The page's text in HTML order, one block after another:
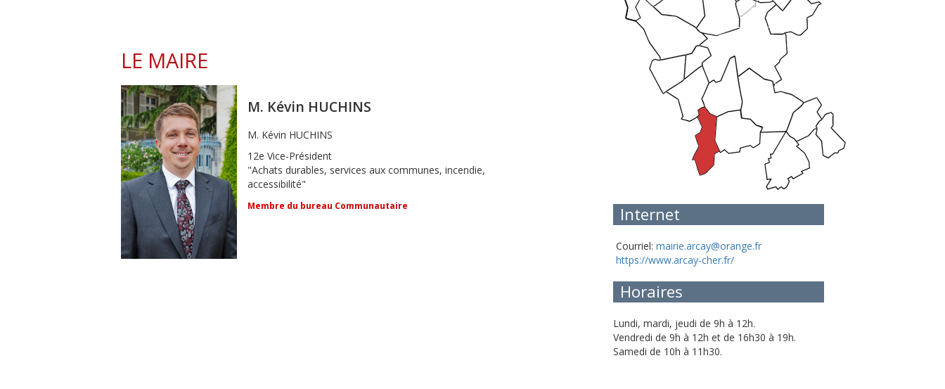
LE MAIRE
M. Kévin HUCHINS
M. Kévin HUCHINS
12e Vice-Président
"Achats durables, services aux communes, incendie,
accessibilité"
Membre du bureau Communautaire Internet
Courriel: mairie.arcay@orange.fr
https://www.arcay-cher.fr/
Horaires
Lundi, mardi, jeudi de 9h à 12h.
Vendredi de 9h à 12h et de 16h30 à 19h.
Samedi de 10h à 11h30.